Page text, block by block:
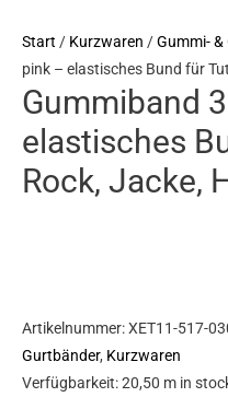
Start / Kurzwaren /Gummi-
pink – elastisches Bund für
Gummiband
elastisches
Rock, Jacke,
Artikelnummer:XET11-517-
Gurtbänder, Kurzwaren
Verfügbarkeit:20,50 m in
-
elastisches
Bund
Tutu,
Rock,